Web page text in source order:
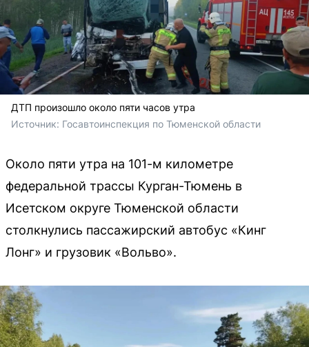
ДТП произошло около пяти часов утра
Источник: Госавтоинспекция по Тюменской области
Около пяти утра на 101-м километре
федеральной трассы Курган-Тюмень в
Исетском округе Тюменской области
столкнулись пассажирский автобус «Кинг
Лонг» и грузовик «Вольво».